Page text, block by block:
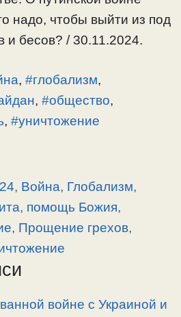
надо, чтобы выйти из под
и бесов? / 30.11.2024.
, #глобализм,
, #общество,
, #уничтожение
, Война, Глобализм,
помощь Божия,
Прощение грехов,
войне с Украиной и